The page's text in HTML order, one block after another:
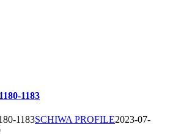
1183
1183SCHIWA PROFILE2023-07-